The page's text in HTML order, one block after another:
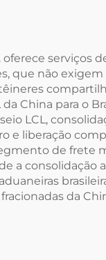
serviços
que não
China para o
LCL,
e liberação
de frete
a consolidação
da